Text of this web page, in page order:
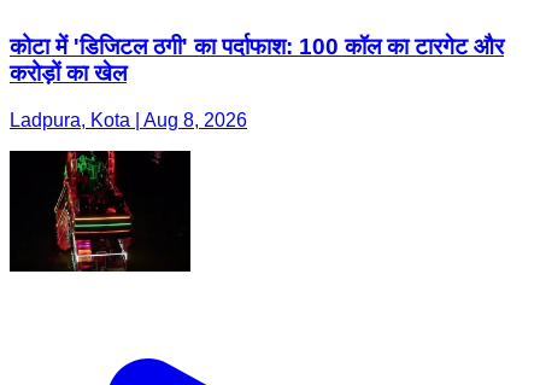
कोटा में 'डिजिटल ठगी' का पर्दाफाश: 100 कॉल का टारगेट और
करोड़ों का खेल
Ladpura, Kota | Aug 8, 2026